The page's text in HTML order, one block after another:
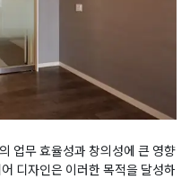
업무 효율성과 창의성에 큰 영향
디자인은 이러한 목적을 달성하